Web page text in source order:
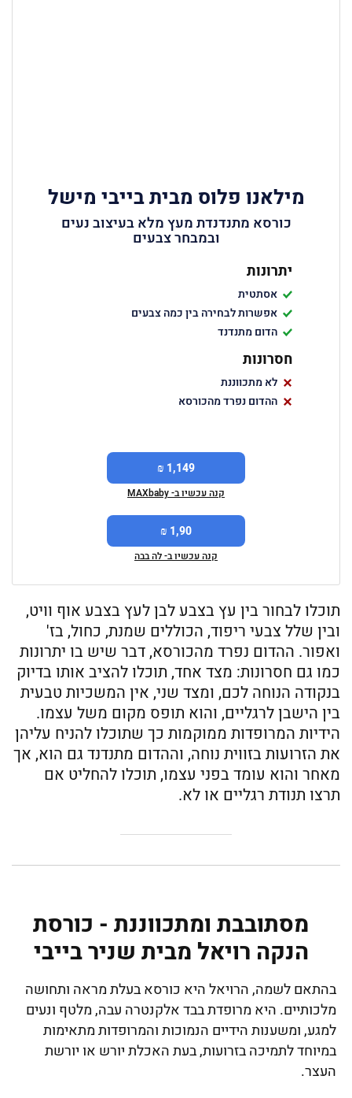
מילאנו פלוס מבית בייבי מישל
כורסא מתנדנדת מעץ מלא בעיצוב נעים
ובמבחר צבעים
יתרונות
אסתטית
אפשרות לבחירה בין כמה צבעים
הדום מתנדנד
חסרונות
לא מתכווננת
ההדום נפרד מהכורסא
1,149 ₪
קנה עכשיו ב- MAXbaby
1,90 ₪
קנה עכשיו ב- לה בבה
תוכלו לבחור בין עץ בצבע לבן לעץ בצבע אוף וויט,
ובין שלל צבעי ריפוד, הכוללים שמנת, כחול, בז'
ואפור. ההדום נפרד מהכורסא, דבר שיש בו יתרונות
כמו גם חסרונות: מצד אחד, תוכלו להציב אותו בדיוק
בנקודה הנוחה לכם, ומצד שני, אין המשכיות טבעית
בין הישבן לרגליים, והוא תופס מקום משל עצמו.
הידיות המרופדות ממוקמות כך שתוכלו להניח עליהן
את הזרועות בזווית נוחה, וההדום מתנדנד גם הוא, אך
מאחר והוא עומד בפני עצמו, תוכלו להחליט אם
תרצו תנודת רגליים או לא.
מסתובבת ומתכווננת - כורסת
הנקה רויאל מבית שניר בייבי
בהתאם לשמה, הרויאל היא כורסא בעלת מראה ותחושה
מלכותיים. היא מרופדת בבד אלקנטרה עבה, מלטף ונעים
למגע, ומשענות הידיים הנמוכות והמרופדות מתאימות
במיוחד לתמיכה בזרועות, בעת האכלת יורש או יורשת
העצר.